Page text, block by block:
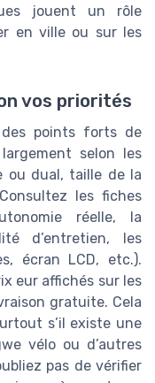
jouent un rôle
en ville ou sur les
vos priorités
points forts de
selon les
ou dual, taille de la
les fiches
réelle, la
d’entretien, les
écran LCD, etc.).
eur affichés sur les
gratuite. Cela
s’il existe une
vélo ou d’autres
pas de vérifier